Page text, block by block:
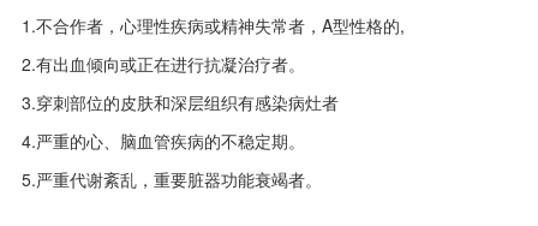
1.不合作者，心理性疾病或精神失常者，A型性格的,
2.有出血倾向或正在进行抗凝治疗者。
3.穿刺部位的皮肤和深层组织有感染病灶者
4.严重的心、脑血管疾病的不稳定期。
5.严重代谢紊乱，重要脏器功能衰竭者。